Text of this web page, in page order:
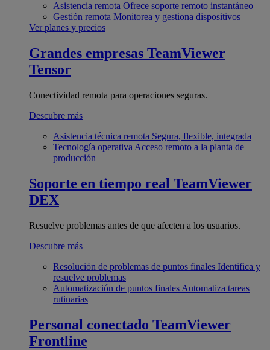
Asistencia remota Ofrece soporte remoto instantáneo
Gestión remota Monitorea y gestiona dispositivos
Ver planes y precios
Grandes empresas TeamViewer
Tensor
Conectividad remota para operaciones seguras.
Descubre más
Asistencia técnica remota Segura, flexible, integrada
Tecnología operativa Acceso remoto a la planta de
producción
Soporte en tiempo real TeamViewer
DEX
Resuelve problemas antes de que afecten a los usuarios.
Descubre más
Resolución de problemas de puntos finales Identifica y
resuelve problemas
Automatización de puntos finales Automatiza tareas
rutinarias
Personal conectado TeamViewer
Frontline